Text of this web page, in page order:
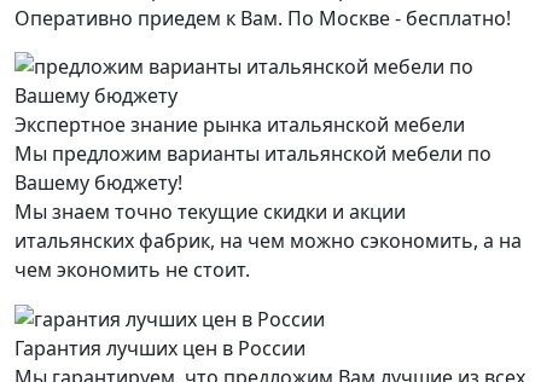
Оперативно приедем к Вам. По Москве - бесплатно!
Экспертное знание рынка итальянской мебели
Мы предложим варианты итальянской мебели по
Вашему бюджету!
Мы знаем точно текущие скидки и акции
итальянских фабрик, на чем можно сэкономить, а на
чем экономить не стоит.
Гарантия лучших цен в России